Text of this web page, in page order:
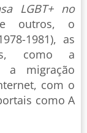
LGBT+ no
outros, o
1981), as
como a
a migração
com o
como A